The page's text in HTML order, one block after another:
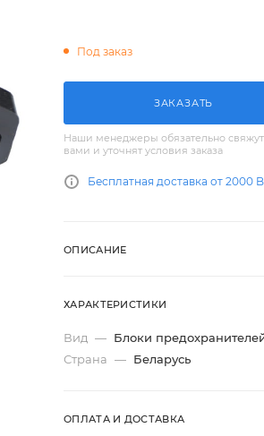
Под заказ
ЗАКАЗАТЬ
Наши менеджеры обязательно
вами и уточнят условия заказа
Бесплатная доставка от 2000
ОПИСАНИЕ
ХАРАКТЕРИСТИКИ
Вид — Блоки
Страна — Беларусь
ОПЛАТА И ДОСТАВКА